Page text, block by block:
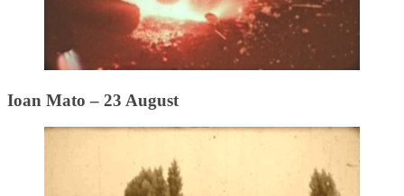
Ioan Mato – 23 August